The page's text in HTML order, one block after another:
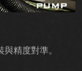
精度對準。